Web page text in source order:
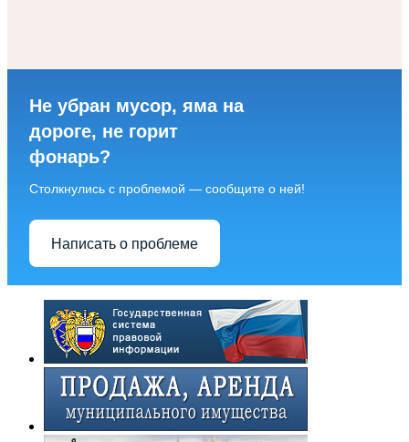
Не убран мусор, яма на
дороге, не горит
фонарь?
Столкнулись с проблемой — сообщите о ней!
Написать о проблеме